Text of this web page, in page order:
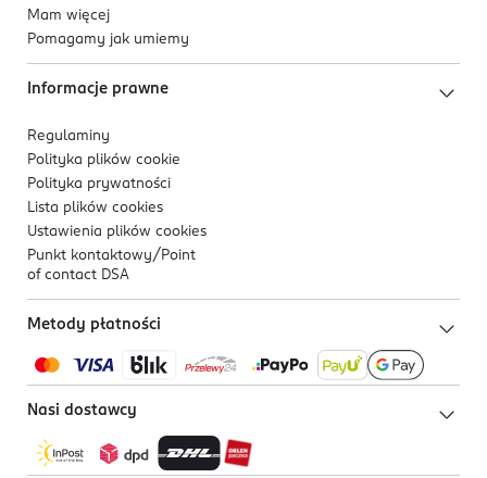
Mam więcej
Pomagamy jak umiemy
Informacje prawne
Regulaminy
Polityka plików cookie
Polityka prywatności
Lista plików cookies
Ustawienia plików cookies
Punkt kontaktowy/ Point
of contact DSA
Metody płatności
Nasi dostawcy